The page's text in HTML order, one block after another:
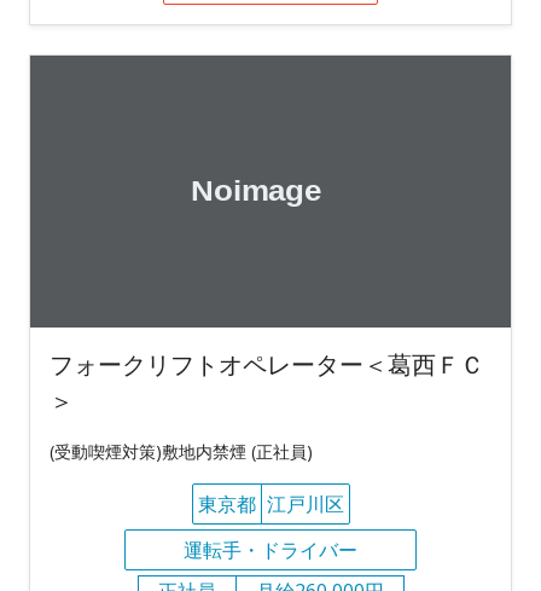
フォークリフトオペレーター＜葛西ＦＣ
＞
(受動喫煙対策)敷地内禁煙 (正社員)
東京都 江戸川区
運転手・ドライバー